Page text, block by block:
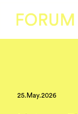
25.May.2026